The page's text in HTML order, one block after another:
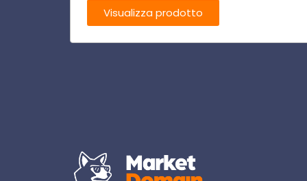
Visualizza prodotto